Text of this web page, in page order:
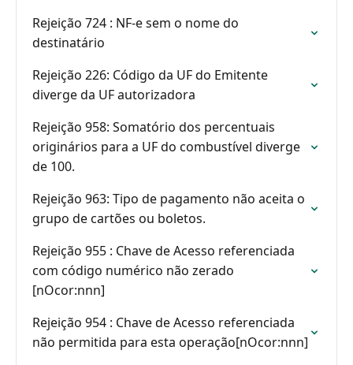
Rejeição 724 : NF-e sem o nome do
destinatário
Rejeição 226: Código da UF do Emitente
diverge da UF autorizadora
Rejeição 958: Somatório dos percentuais
originários para a UF do combustível diverge
de 100.
Rejeição 963: Tipo de pagamento não aceita o
grupo de cartões ou boletos.
Rejeição 955 : Chave de Acesso referenciada
com código numérico não zerado
[nOcor:nnn]
Rejeição 954 : Chave de Acesso referenciada
não permitida para esta operação[nOcor:nnn]